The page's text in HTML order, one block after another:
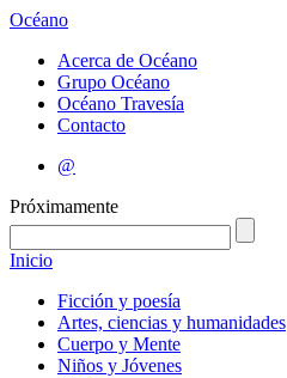
Océano
Acerca de Océano
Grupo Océano
Océano Travesía
Contacto
@
Próximamente
Inicio
Ficción y poesía
Artes, ciencias y humanidades
Cuerpo y Mente
Niños y Jóvenes